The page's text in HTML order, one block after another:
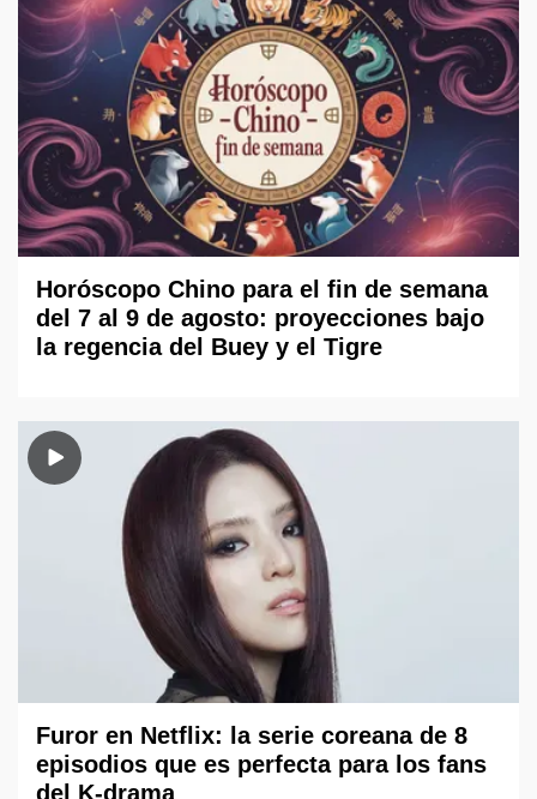
Horóscopo Chino para el fin de semana
del 7 al 9 de agosto: proyecciones bajo
la regencia del Buey y el Tigre
Furor en Netflix: la serie coreana de 8
episodios que es perfecta para los fans
del K-drama